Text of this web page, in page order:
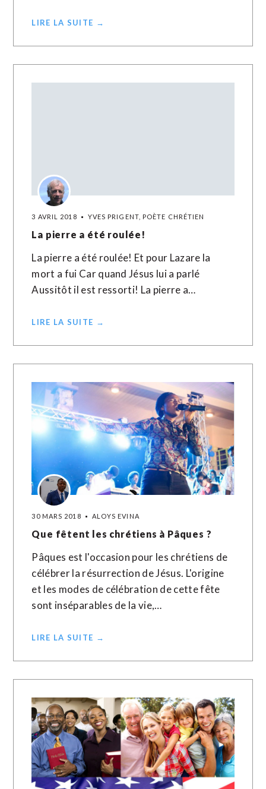
LIRE LA SUITE →
3 AVRIL 2018 YVES PRIGENT, POÈTE CHRÉTIEN
La pierre a été roulée!
La pierre a été roulée! Et pour Lazare la
mort a fui Car quand Jésus lui a parlé
Aussitôt il est ressorti! La pierre a…
LIRE LA SUITE →
30 MARS 2018 ALOYS EVINA
Que fêtent les chrétiens à Pâques ?
Pâques est l'occasion pour les chrétiens de
célébrer la résurrection de Jésus. L'origine
et les modes de célébration de cette fête
sont inséparables de la vie,…
LIRE LA SUITE →